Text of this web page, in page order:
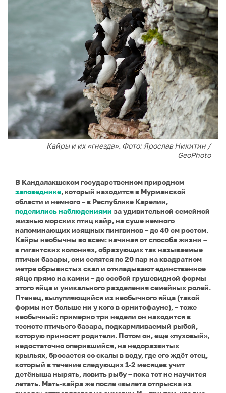
Кайры и их «гнезда». Фото: Ярослав Никитин /
GeoPhoto
В Кандалакшском государственном природном
заповеднике, который находится в Мурманской
области и немного – в Республике Карелии,
поделились наблюдениями за удивительной семейной
жизнью морских птиц кайр, на суше немного
напоминающих изящных пингвинов – до 40 см ростом.
Кайры необычны во всем: начиная от способа жизни –
в гигантских колониях, образующих так называемые
птичьи базары, они селятся по 20 пар на квадратном
метре обрывистых скал и откладывают единственное
яйцо прямо на камни – до особой грушевидной формы
этого яйца и уникального разделения семейных ролей.
Птенец, вылупляющийся из необычного яйца (такой
формы нет больше ни у кого в орнитофауне), – тоже
необычный: примерно три недели он находится в
тесноте птичьего базара, подкармливаемый рыбой,
которую приносят родители. Потом он, еще «пуховый»,
недостаточно оперившийся, на недоразвитых
крыльях, бросается со скалы в воду, где его ждёт отец,
который в течение следующих 1-2 месяцев учит
детёныша нырять, ловить рыбу – пока тот не научится
летать. Мать-кайра же после «вылета отпрыска из